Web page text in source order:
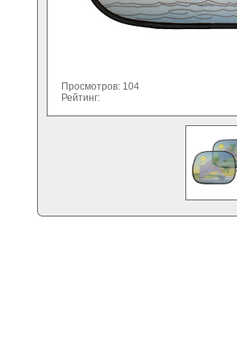
Просмотров: 104
Рейтинг: